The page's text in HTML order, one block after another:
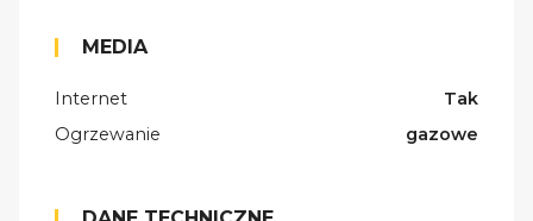
MEDIA
Internet
Tak
Ogrzewanie
gazowe